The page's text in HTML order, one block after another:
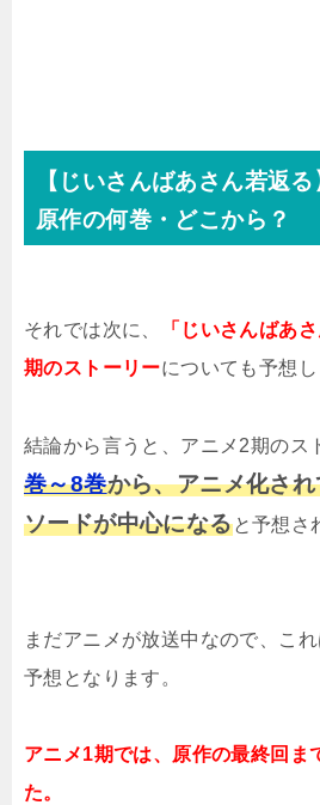
【じいさんばあさん若返
原作の何巻・どこから？
それでは次に、
「じいさんばあ
期のストーリーについても予想し
結論から言うと、アニメ2期のス
巻～8巻から、アニメ化さ
ソードが中心になると予想さ
まだアニメが放送中なので、こ
予想となります。
アニメ1期では、原作の最終回ま
た。